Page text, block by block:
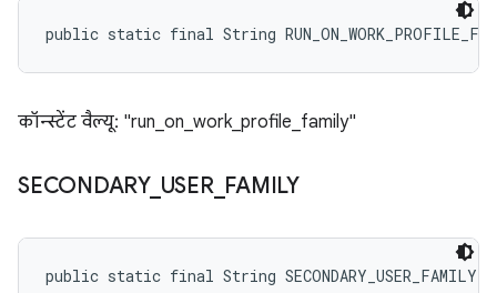
public static final String
कॉन्स्टेंट वैल्यू: "run_on_work_profile_family"
SECONDARY_ USER_ FAMILY
public static final String SECONDARY_USER_FAMILY